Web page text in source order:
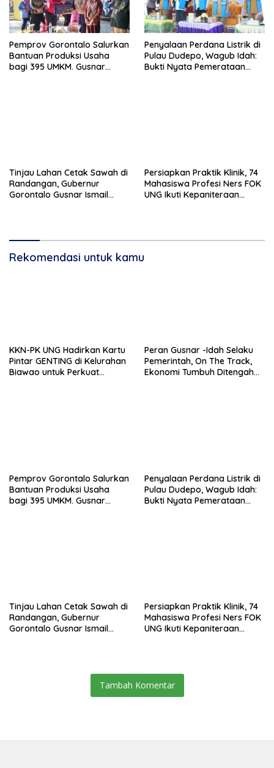
Pemprov Gorontalo Salurkan
Bantuan Produksi Usaha
bagi 395 UMKM. Gusnar
Penyalaan Perdana Listrik di
Pulau Dudepo, Wagub Idah:
Bukti Nyata Pemerataan
Tinjau Lahan Cetak Sawah di
Randangan, Gubernur
Gorontalo Gusnar Ismail
Persiapkan Praktik Klinik, 74
Mahasiswa Profesi Ners FOK
UNG Ikuti Kepaniteraan
Rekomendasi untuk kamu
KKN-PK UNG Hadirkan Kartu
Pintar GENTING di Kelurahan
Biawao untuk Perkuat
Peran Gusnar -Idah Selaku
Pemerintah, On The Track,
Ekonomi Tumbuh Ditengah
Pemprov Gorontalo Salurkan
Bantuan Produksi Usaha
bagi 395 UMKM. Gusnar
Penyalaan Perdana Listrik di
Pulau Dudepo, Wagub Idah:
Bukti Nyata Pemerataan
Tinjau Lahan Cetak Sawah di
Randangan, Gubernur
Gorontalo Gusnar Ismail
Persiapkan Praktik Klinik, 74
Mahasiswa Profesi Ners FOK
UNG Ikuti Kepaniteraan
Tambah Komentar